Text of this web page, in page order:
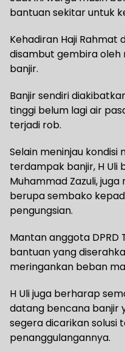
bantuan sekitar untuk
Kehadiran Haji Rahmat
disambut gembira
banjir.
Banjir sendiri
tinggi belum lagi air
terjadi rob.
Selain meninjau
terdampak banjir, H Uli
Muhammad Zazuli,
berupa sembako
pengungsian.
Mantan anggota
bantuan yang
meringankan beban
H Uli juga berharap
datang bencana banjir
segera dicarikan solusi
penanggulangannya.